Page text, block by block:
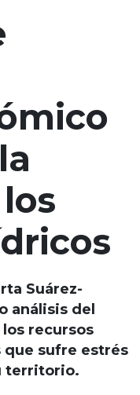
Suárez-
análisis del
recursos
que sufre estrés
territorio.